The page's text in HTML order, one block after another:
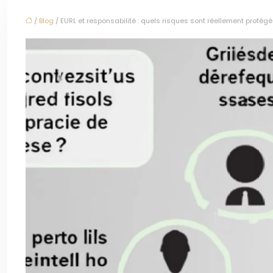
/ Blog / EURL et responsabilité : quels risques sont réellement